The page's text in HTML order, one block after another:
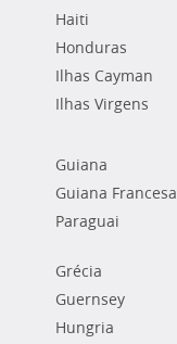
Haiti
Honduras
Ilhas Cayman
Ilhas Virgens
Guiana
Guiana Francesa
Paraguai
Grécia
Guernsey
Hungria